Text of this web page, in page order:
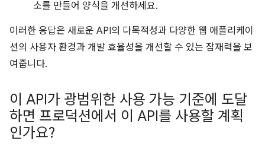
소를 만들어 양식을 개선하세요.
이러한 응답은 새로운 API의 다목적성과 다양한 웹 애플리케이
션의 사용자 환경과 개발 효율성을 개선할 수 있는 잠재력을 보
여줍니다.
이 API가 광범위한 사용 가능 기준에 도달
하면 프로덕션에서 이 API를 사용할 계획
인가요?